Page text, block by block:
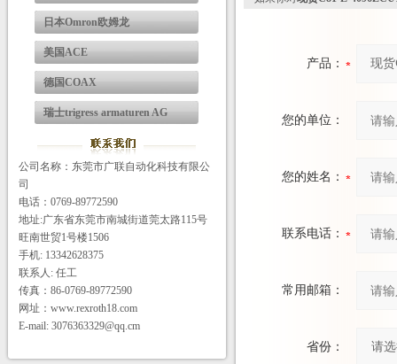
日本Omron欧姆龙
美国ACE
德国COAX
瑞士trigress armaturen AG
公司名称：东莞市广联自动化科技有限公
司
电话：0769-89772590
地址:广东省东莞市南城街道莞太路115号
旺南世贸1号楼1506
手机: 13342628375
联系人: 任工
传真：86-0769-89772590
网址：www.rexroth18.com
E-mail: 3076363329@qq.cm
产品：
您的单位：
您的姓名：
联系电话：
常用邮箱：
省份：